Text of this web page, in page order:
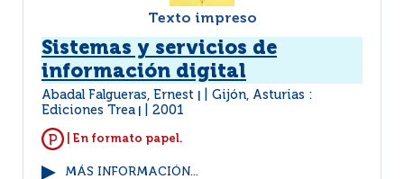
Texto impreso
Sistemas y servicios de
información digital
Abadal Falgueras, Ernest
Gijón, Asturias :
Ediciones Trea
2001
| En formato papel.
MÁS INFORMACIÓN...